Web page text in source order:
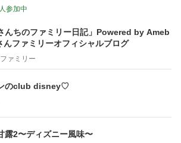
参加中
んちのファミリー日記」Powered by Ameb
んファミリーオフィシャルブログ
ァミリー
のclub disney♡
露2〜ディズニー風味〜